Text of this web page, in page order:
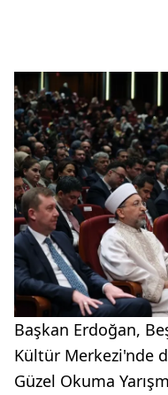
Başkan Erdoğan,
Kültür Merkezi'nde
Güzel Okuma